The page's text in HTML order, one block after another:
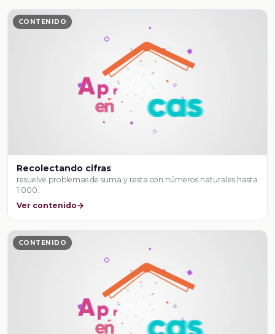
CONTENIDO
Recolectando cifras
resuelve problemas de suma y resta con números naturales hasta
1 000.
Ver contenido
CONTENIDO